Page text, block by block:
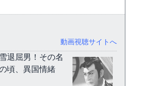
動画視聴サイトへ
退屈男！その名
頃、異国情緒